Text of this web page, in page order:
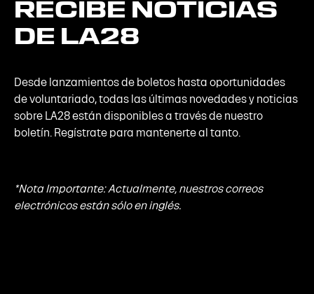
RECIBE NOTICIAS
DE LA28
Desde lanzamientos de boletos hasta oportunidades
de voluntariado, todas las últimas novedades y noticias
sobre LA28 están disponibles a través de nuestro
boletín. Regístrate para mantenerte al tanto.
*Nota Importante: Actualmente, nuestros correos
electrónicos están sólo en inglés.